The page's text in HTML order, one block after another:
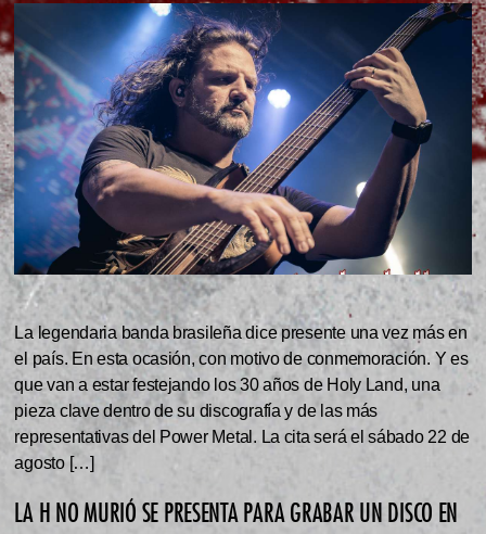
La legendaria banda brasileña dice presente una vez más en
el país. En esta ocasión, con motivo de conmemoración. Y es
que van a estar festejando los 30 años de Holy Land, una
pieza clave dentro de su discografía y de las más
representativas del Power Metal. La cita será el sábado 22 de
agosto […]
LA H NO MURIÓ SE PRESENTA PARA GRABAR UN DISCO EN